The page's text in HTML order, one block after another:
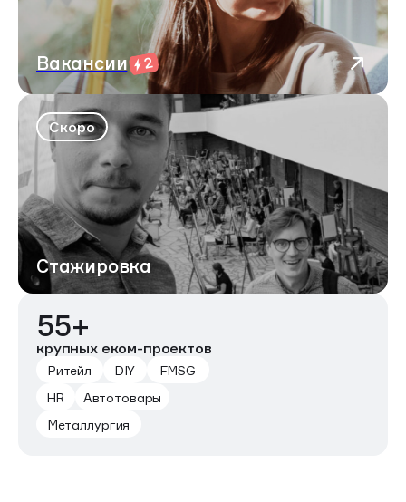
Вакансии 2
Скоро
Стажировка
55+
крупных еком-проектов
Ритейл DIY
FMSG
HR
Автотовары
Металлургия